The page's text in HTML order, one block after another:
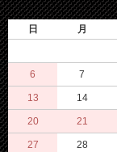
日 月
6 7
13 14
20 21
27 28